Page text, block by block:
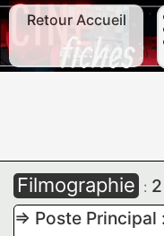
Retour Accueil
Filmographie :
=> Poste Principal :